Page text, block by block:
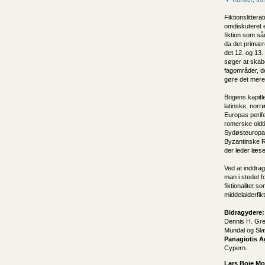
omdiskuteret
fiktion som
da det
det 12. og
søger at
fagområder,
gøre det
Bogens
latinske,
Europas
romerske
Byzantinske
der leder
Ved at
man i stedet
fiktionalitet
Bidragydere:
Dennis H.
Mundal og
Panagiotis
Cypern.
Lars Boje